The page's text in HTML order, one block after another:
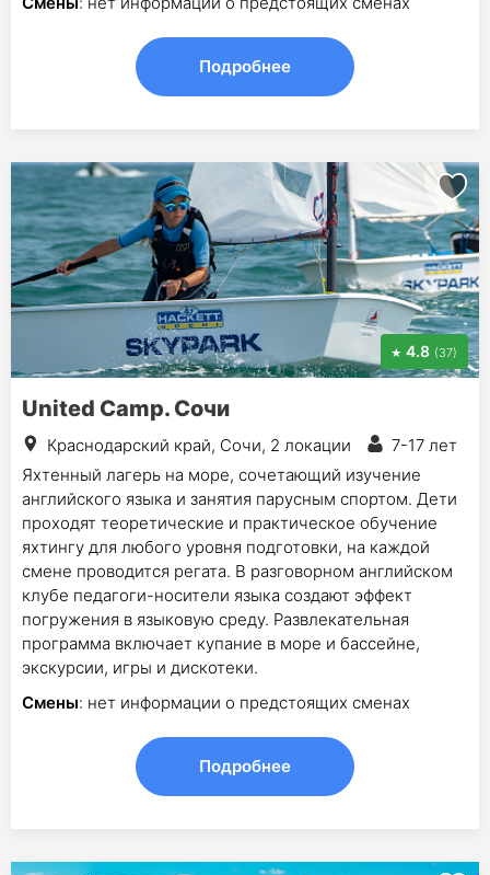
Подробнее
4.8 (37)
United Camp. Сочи
Краснодарский край, Сочи, 2 локации
7-17 лет
Яхтенный лагерь на море, сочетающий изучение
английского языка и занятия парусным спортом. Дети
проходят теоретические и практическое обучение
яхтингу для любого уровня подготовки, на каждой
смене проводится регата. В разговорном английском
клубе педагоги-носители языка создают эффект
погружения в языковую среду. Развлекательная
программа включает купание в море и бассейне,
экскурсии, игры и дискотеки.
Смены: нет информации о предстоящих сменах
Подробнее